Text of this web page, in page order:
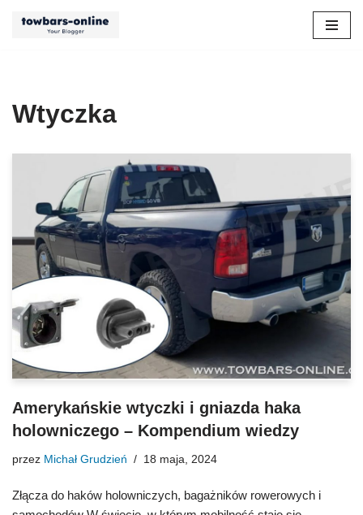
Wtyczka
Amerykańskie wtyczki i gniazda haka
holowniczego – Kompendium wiedzy
przez Michał Grudzień 18 maja, 2024
Złącza do haków holowniczych, bagażników rowerowych i